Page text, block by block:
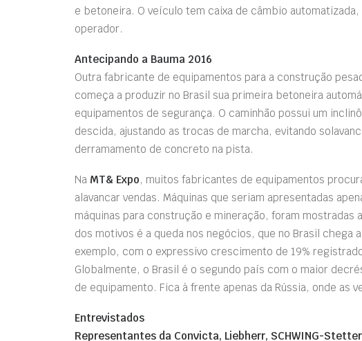
e betoneira. O veículo tem caixa de câmbio
operador.
Antecipando a Bauma 2016
Outra fabricante de equipamentos para a construção
começa a produzir no Brasil sua primeira betoneira
equipamentos de segurança. O caminhão possui um
descida, ajustando as trocas de marcha, evitando
derramamento de concreto na pista.
Na MT& Expo, muitos fabricantes de equipamentos
alavancar vendas. Máquinas que seriam apresentadas
máquinas para construção e mineração, foram
dos motivos é a queda nos negócios, que no Brasil chega
exemplo, com o expressivo crescimento de 19%
Globalmente, o Brasil é o segundo país com o maior
de equipamento. Fica à frente apenas da Rússia, onde as
Entrevistados
Representantes da Convicta, Liebherr, SCHWING-